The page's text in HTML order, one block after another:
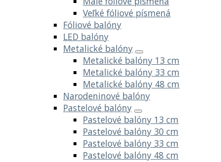
Veľké fóliové písmená
Fóliové balóny
LED balóny
Metalické balóny
Metalické balóny 13 cm
Metalické balóny 33 cm
Metalické balóny 48 cm
Narodeninové balóny
Pastelové balóny
Pastelové balóny 13 cm
Pastelové balóny 30 cm
Pastelové balóny 33 cm
Pastelové balóny 48 cm